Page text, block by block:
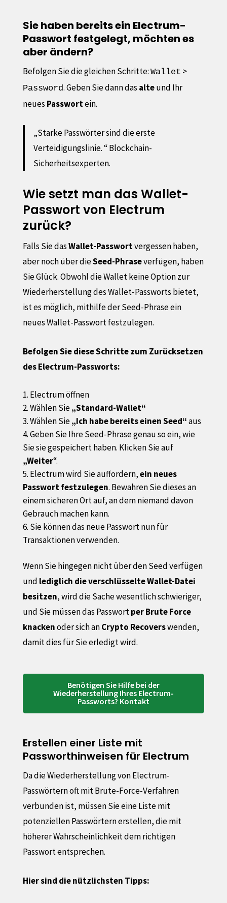
Sie haben bereits ein Electrum-
Passwort festgelegt, möchten es
aber ändern?
Befolgen Sie die gleichen Schritte: Wallet >
Password. Geben Sie dann das alteund Ihr
neues Passwortein.
„Starke Passwörter sind die erste
Verteidigungslinie. “ Blockchain-
Sicherheitsexperten.
Wie setzt man das Wallet-
Passwort von Electrum
zurück?
Falls Sie dasWallet-Passwortvergessen haben,
aber noch über dieSeed-Phraseverfügen, haben
Sie Glück. Obwohl die Wallet keine Option zur
Wiederherstellung des Wallet-Passworts bietet,
ist es möglich, mithilfe der Seed-Phrase ein
neues Wallet-Passwort festzulegen.
Befolgen Sie diese Schritte zum Zurücksetzen
des Electrum-Passworts:
Electrum öffnen
Wählen Sie„Standard-Wallet“
Wählen Sie„Ich habe bereits einen Seed“aus
Geben Sie Ihre Seed-Phrase genau so ein, wie
Sie sie gespeichert haben. Klicken Sie auf
„Weiter“.
Electrum wird Sie auffordern,ein neues
Passwort festzulegen. Bewahren Sie dieses an
einem sicheren Ort auf, an dem niemand davon
Gebrauch machen kann.
Sie können das neue Passwort nun für
Transaktionen verwenden.
Wenn Sie hingegen nicht über den Seed verfügen
und lediglich die verschlüsselte Wallet-Datei
besitzen, wird die Sache wesentlich schwieriger,
und Sie müssen das Passwortper Brute Force
knackenoder sich anCrypto Recoverswenden,
damit dies für Sie erledigt wird.
Benötigen Sie Hilfe bei der
Wiederherstellung Ihres Electrum-
Passworts? Kontakt
Erstellen einer Liste mit
Passworthinweisen für Electrum
Da die Wiederherstellung von Electrum-
Passwörtern oft mit Brute-Force-Verfahren
verbunden ist, müssen Sie eine Liste mit
potenziellen Passwörtern erstellen, die mit
höherer Wahrscheinlichkeit dem richtigen
Passwort entsprechen.
Hier sind die nützlichsten Tipps: